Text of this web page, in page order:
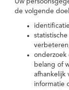
Uw
de volgende
onderzoek
belang of
afhankelijk
informatie